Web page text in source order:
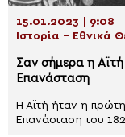
15.01.2023 | 9:08
Ιστορία - Εθνικά
Σαν σήμερα η Αϊτή
Επανάσταση
Η Αϊτή ήταν η
Επανάσταση του